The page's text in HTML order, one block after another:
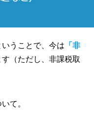
いうことで、今は 「非
（ただし、非課税取
て。